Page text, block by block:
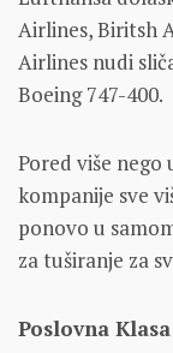
Airlines, Biritsh
Airlines nudi
Boeing 747-400.
Pored više
kompanije sve
ponovo u
za tuširanje za
Poslovna